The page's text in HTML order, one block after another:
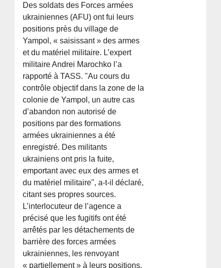
Des soldats des Forces armées
ukrainiennes (AFU) ont fui leurs
positions près du village de
Yampol, « saisissant » des armes
et du matériel militaire. L’expert
militaire Andrei Marochko l’a
rapporté à TASS. "Au cours du
contrôle objectif dans la zone de la
colonie de Yampol, un autre cas
d’abandon non autorisé de
positions par des formations
armées ukrainiennes a été
enregistré. Des militants
ukrainiens ont pris la fuite,
emportant avec eux des armes et
du matériel militaire", a-t-il déclaré,
citant ses propres sources.
L’interlocuteur de l’agence a
précisé que les fugitifs ont été
arrêtés par les détachements de
barrière des forces armées
ukrainiennes, les renvoyant
« partiellement » à leurs positions.